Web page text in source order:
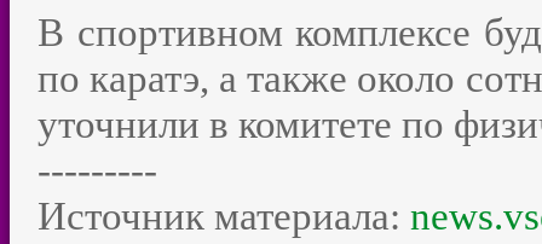
В спортивном комплексе
по каратэ, а также около
уточнили в комитете по
---------
Источник материала: